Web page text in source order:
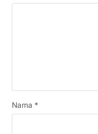
Nama *